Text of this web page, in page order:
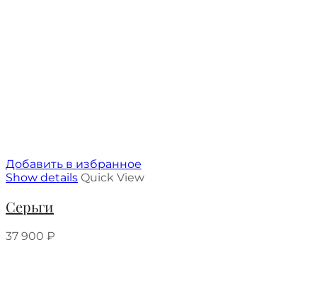
Добавить в избранное
Show details Quick View
Серьги
37 900 ₽